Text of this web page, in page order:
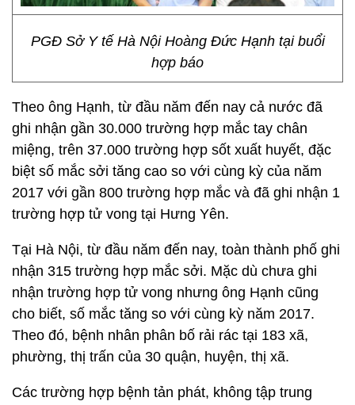
PGĐ Sở Y tế Hà Nội Hoàng Đức Hạnh tại buổi
hợp báo
Theo ông Hạnh, từ đầu năm đến nay cả nước đã
ghi nhận gần 30.000 trường hợp mắc tay chân
miệng, trên 37.000 trường hợp sốt xuất huyết, đặc
biệt số mắc sởi tăng cao so với cùng kỳ của năm
2017 với gần 800 trường hợp mắc và đã ghi nhận 1
trường hợp tử vong tại Hưng Yên.
Tại Hà Nội, từ đầu năm đến nay, toàn thành phố ghi
nhận 315 trường hợp mắc sởi. Mặc dù chưa ghi
nhận trường hợp tử vong nhưng ông Hạnh cũng
cho biết, số mắc tăng so với cùng kỳ năm 2017.
Theo đó, bệnh nhân phân bố rải rác tại 183 xã,
phường, thị trấn của 30 quận, huyện, thị xã.
Các trường hợp bệnh tản phát, không tập trung